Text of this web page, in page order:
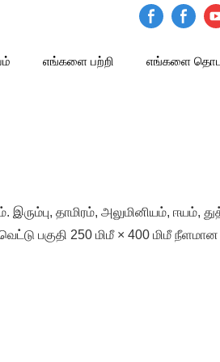
எங்களை பற்றி எங்களை
இரும்பு, தாமிரம், அலுமினியம், ஈயம்,
பகுதி 250 மிமீ × 400 மிமீ